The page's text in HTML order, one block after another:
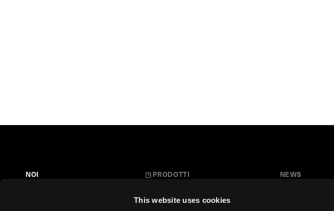
This website uses cookies
NOI ◳ PRODOTTI
NEWS